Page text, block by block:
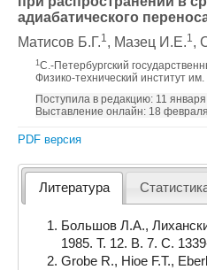
адиабатического
Матисов Б.Г.1, Мазец И.Е.1,
1 С.-Петербургский
Физико-технический институт
Поступила в редакцию: 11 января
Выставление онлайн: 18
PDF версия
Литература
Большов Л.А.,
1985. Т. 12. В. 7. С.
Grobe R., Hioe F.T.,